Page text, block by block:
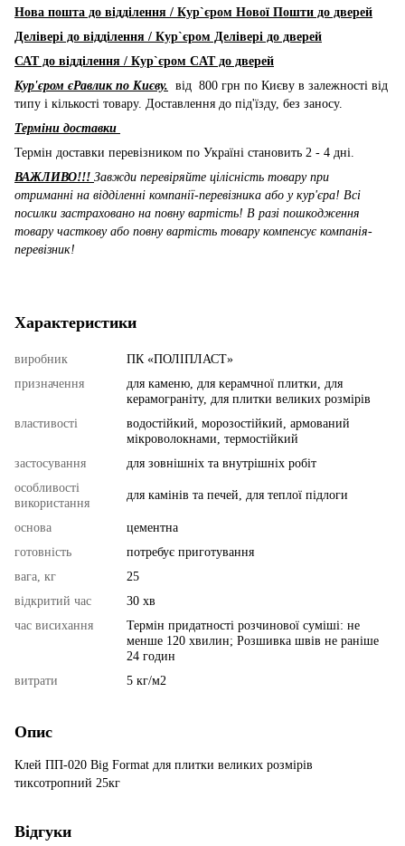
Нова пошта до відділення / Кур`єром Нової Пошти до дверей
Делівері до відділення / Кур`єром Делівері до дверей
САТ до відділення / Кур`єром CAT до дверей
Кур'єром єРавлик по Києву. від 800 грн по Києву в залежності від
типу і кількості товару. Доставлення до під'їзду, без заносу.
Терміни доставки
Термін доставки перевізником по Україні становить 2 - 4 дні.
ВАЖЛИВО!!! Завжди перевіряйте цілісність товару при
отриманні на відділенні компанії-перевізника або у кур'єра! Всі
посилки застраховано на повну вартість! В разі пошкодження
товару часткову або повну вартість товару компенсує компанія-
перевізник!
Характеристики
виробник
ПК «ПОЛІПЛАСТ»
призначення
для каменю, для керамчної плитки, для
керамограніту, для плитки великих розмірів
властивості
водостійкий, морозостійкий, армований
мікроволокнами, термостійкий
застосування
для зовнішніх та внутрішніх робіт
особливості
використання
для камінів та печей, для теплої підлоги
основа
цементна
готовність
потребує приготування
вага, кг
25
відкритий час
30 хв
час висихання
Термін придатності розчинової суміші: не
менше 120 хвилин; Розшивка швів не раніше
24 годин
витрати
5 кг/м2
Опис
Клей ПП-020 Big Format для плитки великих розмірів
тиксотропний 25кг
Відгуки